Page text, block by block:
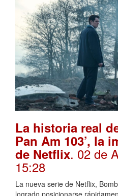
La historia real
Pan Am 103’, la
de Netflix. 02 de
15:28
La nueva serie de Netflix,